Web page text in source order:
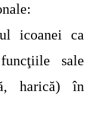
icoanei ca
sale
harică) în